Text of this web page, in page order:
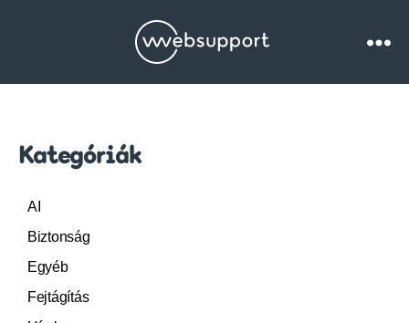
Websupport.hu
Kategóriák
AI
Biztonság
Egyéb
Fejtágítás